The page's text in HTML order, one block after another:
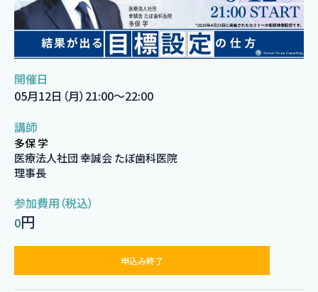
開催日
05月12日（月）21:00〜22:00
講師
多保 学
医療法人社団 幸誠会 たぼ歯科医院
理事長
参加費用（税込）
0円
申込み終了